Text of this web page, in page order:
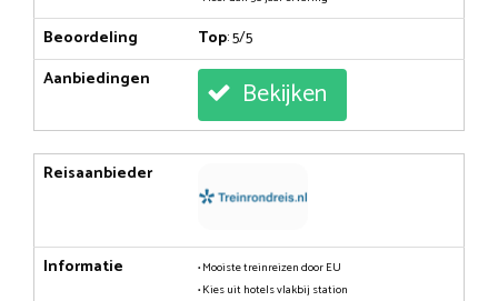
Beoordeling Top: 5/5
Aanbiedingen
Bekijken
Reisaanbieder
Informatie
• Mooiste treinreizen door EU
• Kies uit hotels vlakbij station